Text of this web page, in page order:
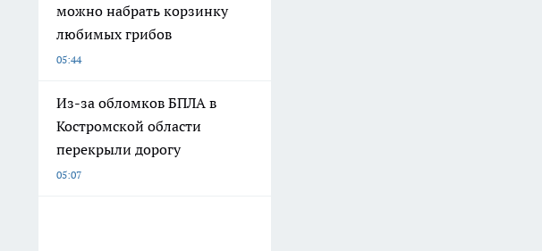
можно набрать корзинку
любимых грибов
05:44
Из-за обломков БПЛА в
Костромской области
перекрыли дорогу
05:07